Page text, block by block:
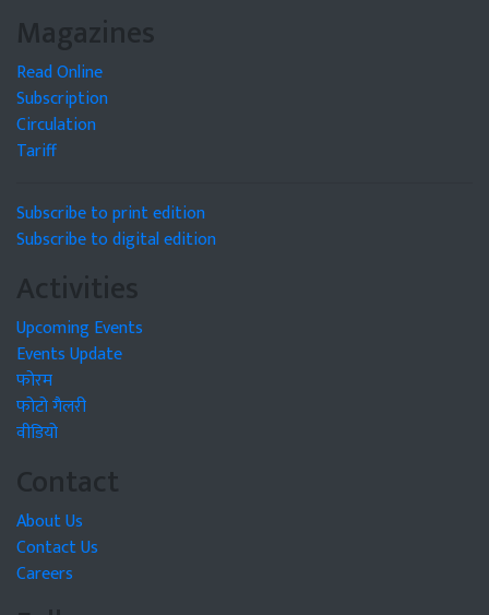
Magazines
Read Online
Subscription
Circulation
Tariff
Subscribe to print edition
Subscribe to digital edition
Activities
Upcoming Events
Events Update
फोरम
फोटो गैलरी
वीडियो
Contact
About Us
Contact Us
Careers